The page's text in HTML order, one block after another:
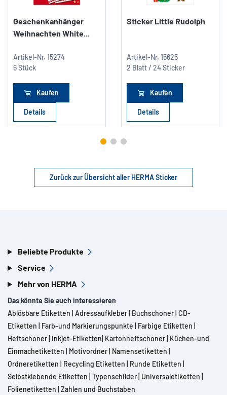
Geschenkanhänger
Weihnachten White...
Artikel-Nr. 15274
6 Stück
Kaufen
Details
Sticker Little Rudolph
Artikel-Nr. 15625
2 Blatt / 24 Sticker
Kaufen
Details
Zurück zur Übersicht aller HERMA Sticker
Beliebte Produkte
Service
Mehr von HERMA
Das könnte Sie auch interessieren
Ablösbare Etiketten Adressaufkleber Buchschoner CD-
Etiketten
Farb-und Markierungspunkte Farbige Etiketten
Heftschoner Inkjet-Etiketten Kartonheftschoner Küchen-und
Einmachetiketten
Motivordner Namensetiketten
Ordneretiketten
Recycling Etiketten Runde Etiketten
Selbstklebende Etiketten Typenschilder Universaletiketten
Folienetiketten Zahlen und Buchstaben